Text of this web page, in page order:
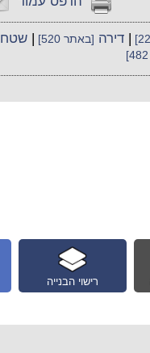
|דירה [באתר 520] |שטח
רישוי הבנייה